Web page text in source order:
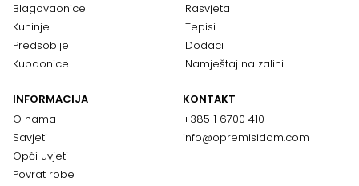
Blagovaonice
Kuhinje
Predsoblje
Kupaonice
Rasvjeta
Tepisi
Dodaci
Namještaj na zalihi
INFORMACIJA
O nama
Savjeti
Opći uvjeti
Povrat robe
KONTAKT
+385 1 6700 410
info@opremisidom.com